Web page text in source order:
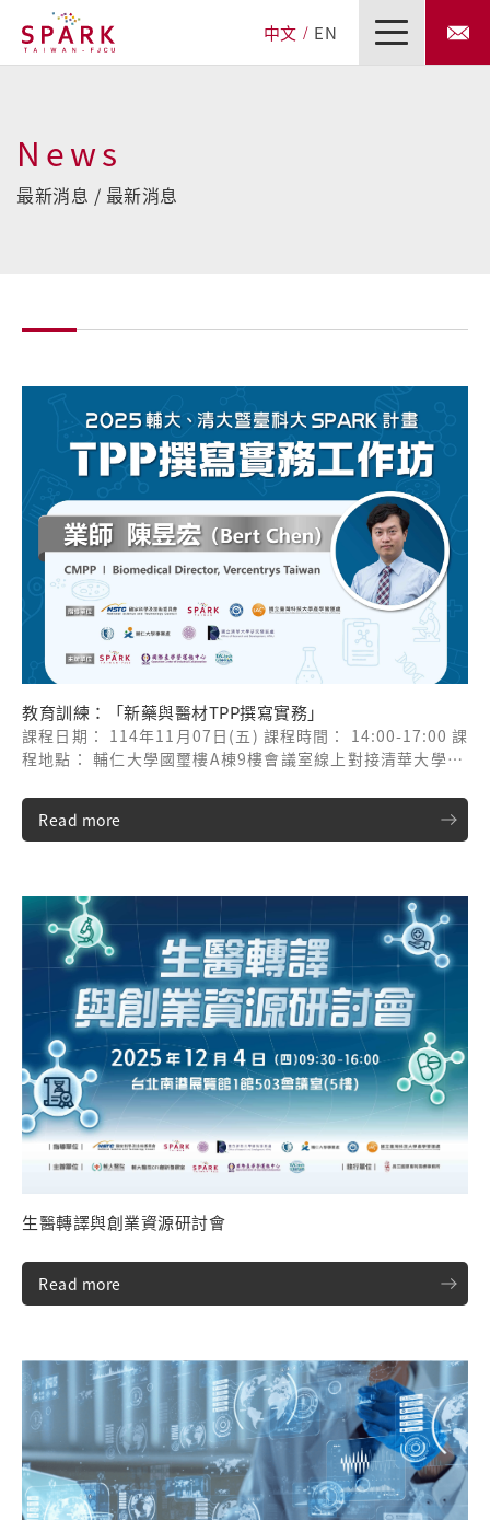
中文 EN
News
最新消息 / 最新消息
教育訓練：「新藥與醫材TPP撰寫實務」
課程日期： 114年11月07日(五) 課程時間： 14:00-17:00 課
程地點： 輔仁大學國璽樓A棟9樓會議室線上對接清華大學 課
Read more
生醫轉譯與創業資源研討會
Read more